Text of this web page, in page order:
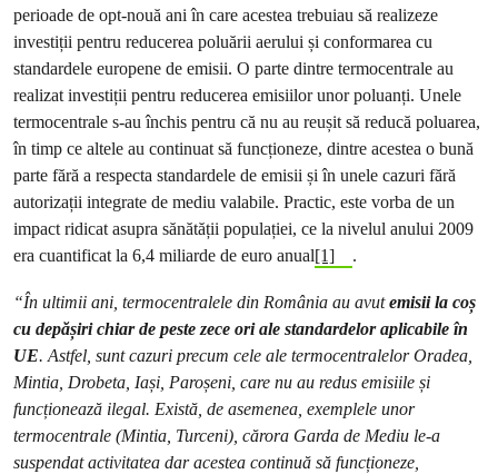
perioade de opt-nouă ani în care acestea trebuiau să realizeze
investiții pentru reducerea poluării aerului și conformarea cu
standardele europene de emisii. O parte dintre termocentrale au
realizat investiții pentru reducerea emisiilor unor poluanți. Unele
termocentrale s-au închis pentru că nu au reușit să reducă poluarea,
în timp ce altele au continuat să funcționeze, dintre acestea o bună
parte fără a respecta standardele de emisii și în unele cazuri fără
autorizații integrate de mediu valabile. Practic, este vorba de un
impact ridicat asupra sănătății populației, ce la nivelul anului 2009
era cuantificat la 6,4 miliarde de euro anual[1] .
“În ultimii ani, termocentralele din România au avutemisii la coș
cu depășiri chiar de peste zece ori ale standardelor aplicabile în
UE. Astfel, sunt cazuri precum cele ale termocentralelor Oradea,
Mintia, Drobeta, Iași, Paroșeni, care nu au redus emisiile și
funcționează ilegal. Există, de asemenea, exemplele unor
termocentrale (Mintia, Turceni), cărora Garda de Mediu le-a
suspendat activitatea dar acestea continuă să funcționeze,